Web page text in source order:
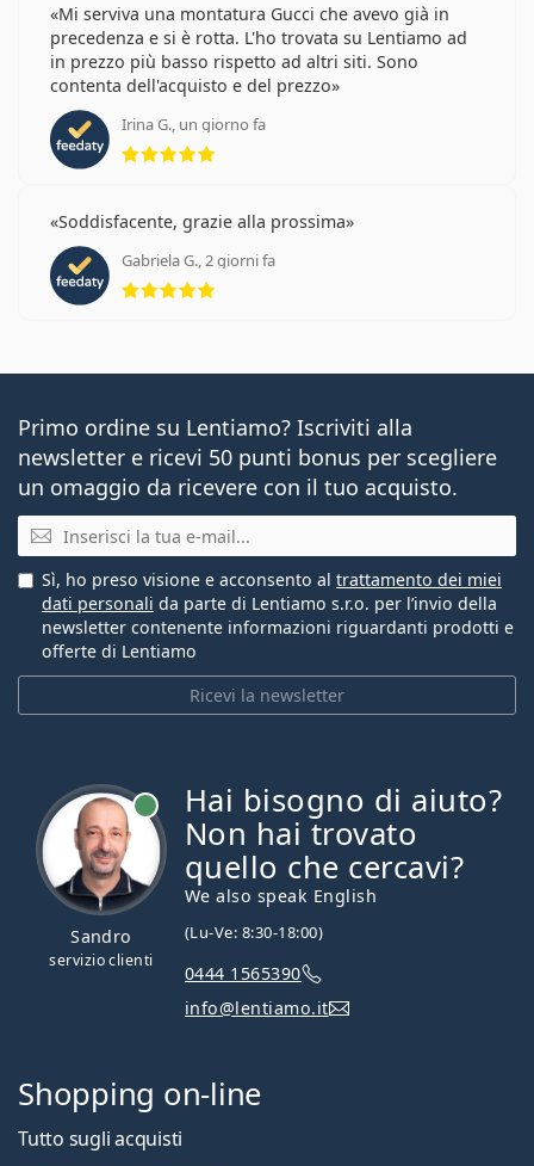
Mi serviva una montatura Gucci che avevo già in
precedenza e si è rotta. L'ho trovata su Lentiamo ad
in prezzo più basso rispetto ad altri siti. Sono
contenta dell'acquisto e del prezzo
Irina G., un giorno fa
Soddisfacente, grazie alla prossima
Gabriela G., 2 giorni fa
valutazione 5 di 5
Primo ordine su Lentiamo? Iscriviti alla
newsletter e ricevi 50 punti bonus per scegliere
un omaggio da ricevere con il tuo acquisto.
E-mail
Ricevi la newsletter
Sì, ho preso visione e acconsento al trattamento dei miei
dati personali da parte di Lentiamo s.r.o. per l’invio della
newsletter contenente informazioni riguardanti prodotti e
offerte di Lentiamo
Sandro
servizio clienti
Hai bisogno di aiuto?
Non hai trovato
quello che cercavi?
We also speak English
(Lu-Ve: 8:30-18:00)
0444 1565390
info@lentiamo.it
Shopping on-line
Tutto sugli acquisti